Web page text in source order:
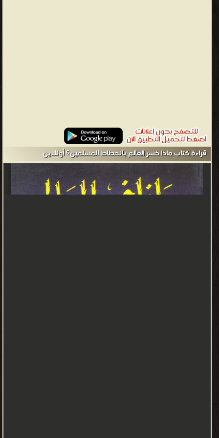
في عهد كسرى وما وصلت إليهِ الفرس من تعظيم الأكاسرة لدرجة التأليه
وكانت النار الإله المعبود، ثم يتكلم عن الهند والديانات السائدة بها حيث
كانت الأصنام ومن أهم دياناتهم البوذية والبرهمية والهندوسية، وكانوا
يقسمون الشعب لطبقات منهم المنبوذون حيث لا يجوز لمسهم، وكانت
هناك ردة فعل لهذا النظام الرهباني للبوذية فانتشرت الفاحشة والزنا
وكانوا يتاجرون بالمرأة تجارة بشعة، وآخر أمة تكلم عنها في هذا الفصل
قراءة كتاب ماذا خسر العالم بانحطاط المسلمين؟ أونلاين